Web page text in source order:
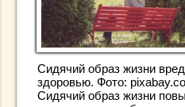
Сидячий образ жизни
здоровью. Фото:
Сидячий образ жизни